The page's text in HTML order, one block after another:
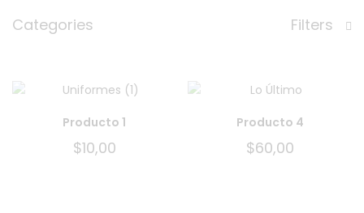
Categories Filters
Producto 1
$10,00
Producto 4
$60,00